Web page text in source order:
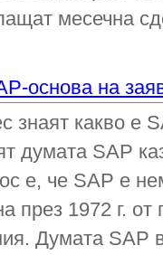
месечна
основа на
знаят какво е
думата SAP
е, че SAP е
през 1972 г.
Думата SAP